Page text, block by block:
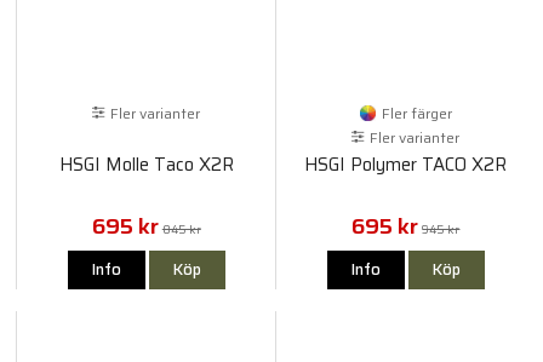
Fler varianter
HSGI Molle Taco X2R
695 kr 845 kr
Info Köp
Fler färger
Fler varianter
HSGI Polymer TACO X2R
695 kr 945 kr
Info Köp